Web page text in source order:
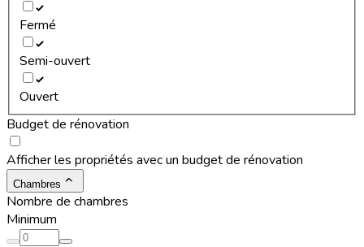
Fermé
Semi-ouvert
Ouvert
Budget de rénovation
Afficher les propriétés avec un budget de rénovation
Chambres
Nombre de chambres
Minimum